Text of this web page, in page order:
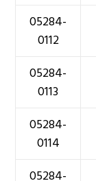
05284-
0112
05284-
0113
05284-
0114
05284-